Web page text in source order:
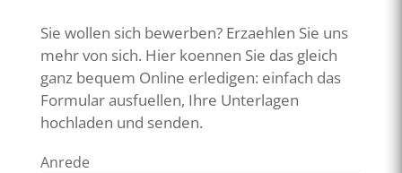
Sie wollen sich bewerben? Erzaehlen Sie uns
mehr von sich. Hier koennen Sie das gleich
ganz bequem Online erledigen: einfach das
Formular ausfuellen, Ihre Unterlagen
hochladen und senden.
Anrede